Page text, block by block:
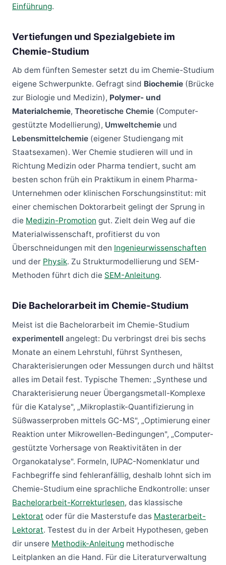
Einführung.
Vertiefungen und Spezialgebiete im
Chemie-Studium
Ab dem fünften Semester setzt du im Chemie-Studium
eigene Schwerpunkte. Gefragt sind Biochemie (Brücke
zur Biologie und Medizin), Polymer- und
Materialchemie, Theoretische Chemie (Computer-
gestützte Modellierung), Umweltchemie und
Lebensmittelchemie (eigener Studiengang mit
Staatsexamen). Wer Chemie studieren will und in
Richtung Medizin oder Pharma tendiert, sucht am
besten schon früh ein Praktikum in einem Pharma-
Unternehmen oder klinischen Forschungsinstitut: mit
einer chemischen Doktorarbeit gelingt der Sprung in
die Medizin-Promotion gut. Zielt dein Weg auf die
Materialwissenschaft, profitierst du von
Überschneidungen mit den Ingenieurwissenschaften
und der Physik. Zu Strukturmodellierung und SEM-
Methoden führt dich die SEM-Anleitung.
Die Bachelorarbeit im Chemie-Studium
Meist ist die Bachelorarbeit im Chemie-Studium
experimentell angelegt: Du verbringst drei bis sechs
Monate an einem Lehrstuhl, führst Synthesen,
Charakterisierungen oder Messungen durch und hältst
alles im Detail fest. Typische Themen: „Synthese und
Charakterisierung neuer Übergangsmetall-Komplexe
für die Katalyse", „Mikroplastik-Quantifizierung in
Süßwasserproben mittels GC-MS", „Optimierung einer
Reaktion unter Mikrowellen-Bedingungen", „Computer-
gestützte Vorhersage von Reaktivitäten in der
Organokatalyse". Formeln, IUPAC-Nomenklatur und
Fachbegriffe sind fehleranfällig, deshalb lohnt sich im
Chemie-Studium eine sprachliche Endkontrolle: unser
Bachelorarbeit-Korrekturlesen, das klassische
Lektorat oder für die Masterstufe das Masterarbeit-
Lektorat. Testest du in der Arbeit Hypothesen, geben
dir unsere Methodik-Anleitung methodische
Leitplanken an die Hand. Für die Literaturverwaltung